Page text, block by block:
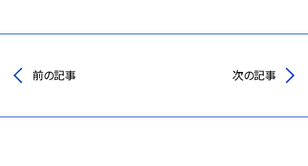
前の記事 次の記事